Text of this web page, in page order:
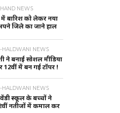
NEWS
में बारिश को लेकर नया
जिले का जाने हाल
HALDWANI NEWS
ने बनाई सोशल मीडिया
12वीं में बन गई टॉपर !
HALDWANI NEWS
वेंडी स्कूल के बच्चों ने
नतीजों में कमाल कर